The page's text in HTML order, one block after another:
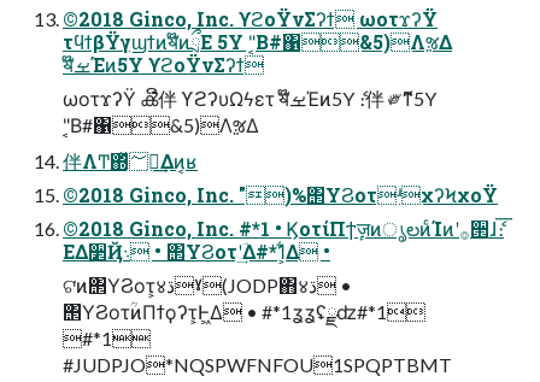
©2018 Ginco, Inc. ϒϩοΫνΣʔϯ ωοτϫʔΫ
τϥϯβΫγϣϯͷॺ໊ͷྲྀΕ 5Y "͔Β#΁&5)ΛૹΔ
ॺ໊ࡁΈͷ5Y ϒϩοΫνΣʔϯ
ωοτϫʔΫ ൿີ伴 ϒϩʔυΩϟετ ॺ໊ࡁΈͷ5Y ެ։伴 ༗ޮͳ5Y
"͔Β#΁&5)ΛૹΔ
伴ΛͲ͏΍ͬͯ؅ཧ͢Δͷ͔ʁ
©2018 Ginco, Inc. ")%΢ΥϨοτʴχʔϞχοΫ
©2018 Ginco, Inc. #*1 • ϏοτίΠϯٕज़ͷൃలͷͨΊͷʹ࡞੒ɺެ։͞
ΕΔ૲Ҋ܈ • ΢ΥϨοτʹؔ͢Δ#*1͕͋Δ •
ଟ͘ͷ΢ΥϨοτ͕४ڌˠ(JODP΋४ڌ •
΢ΥϨοτؒͷΠϯϙʔτ͕Ͱ͖Δ • #*1ʓʓʢྫʣ#*1
#*1
#JUDPJO*NQSPWFNFOU1SPQPTBMT